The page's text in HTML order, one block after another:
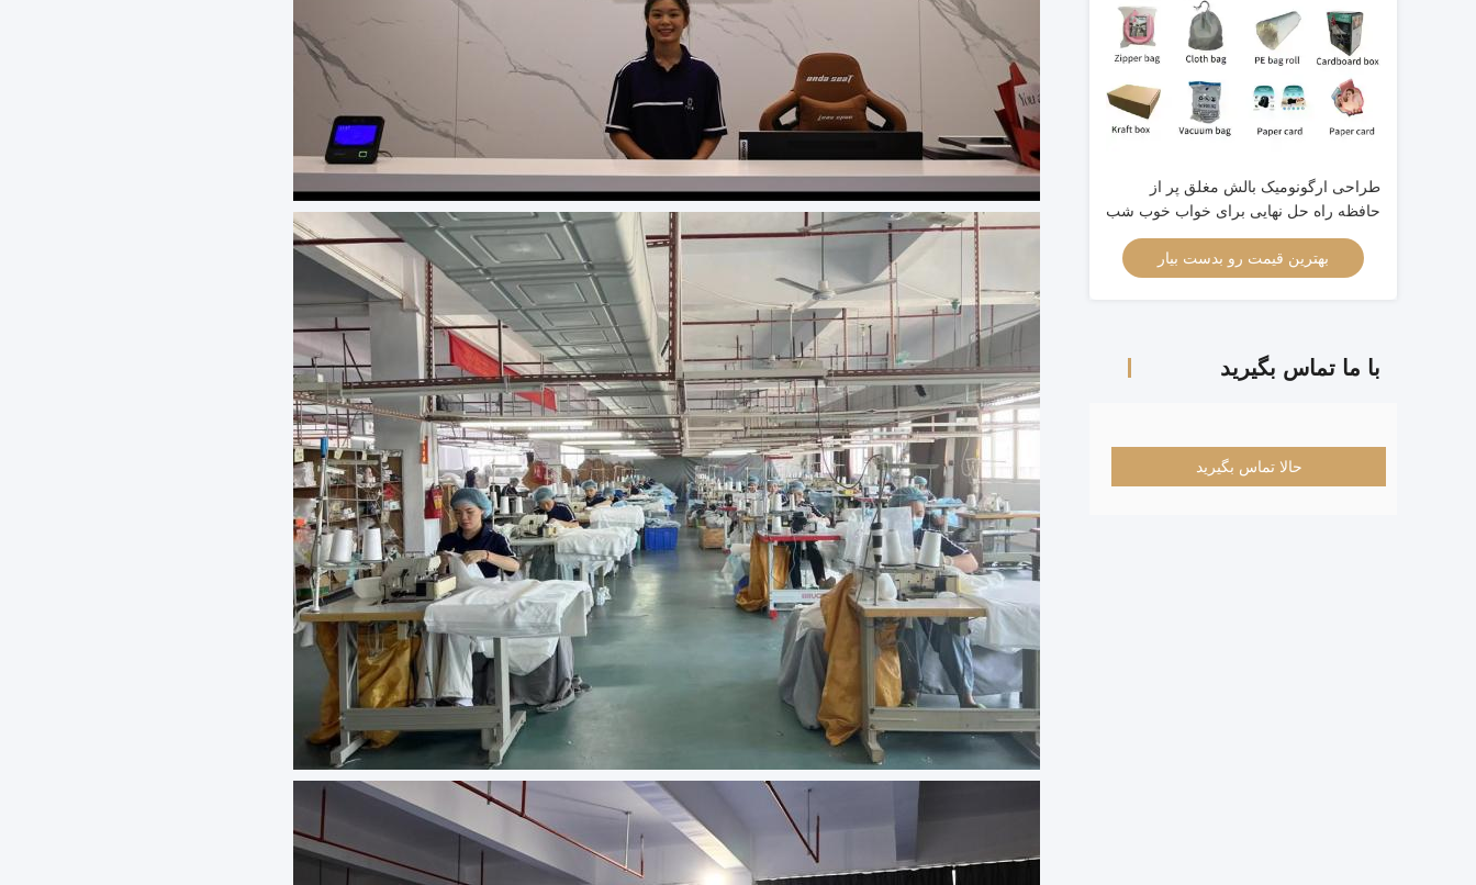
طراحی ارگونومیک بالش مغلق پر از
حافظه راه حل نهایی برای خواب خوب شب
بهترین قیمت رو بدست بیار
با ما تماس بگیرید
حالا تماس بگیرید